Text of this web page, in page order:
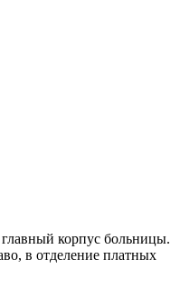
корпус больницы.
в отделение платных